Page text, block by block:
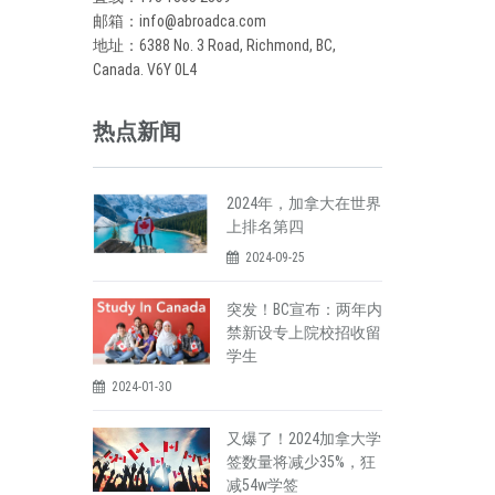
邮箱：info@abroadca.com
地址：6388 No. 3 Road, Richmond, BC,
Canada. V6Y 0L4
热点新闻
2024年，加拿大在世界
上排名第四
2024-09-25
突发！BC宣布：两年内
禁新设专上院校招收留
学生
2024-01-30
又爆了！2024加拿大学
签数量将减少35%，狂
减54w学签